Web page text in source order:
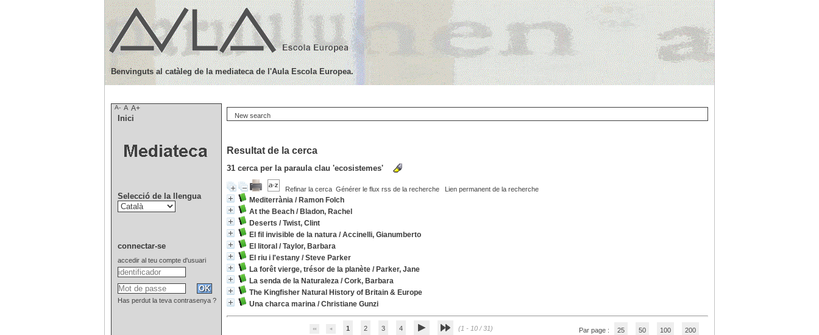
New search
Resultat de la cerca
31 cerca per la paraula clau 'ecosistemes'
Refinar la cerca Générer le flux rss de la recherche Lien permanent de la recherche
Mediterrània / Ramon Folch
At the Beach / Bladon, Rachel
Deserts /Twist, Clint
El fil invisible de la natura /Accinelli, Gianumberto
El litoral /Taylor, Barbara
El riu i l'estany /Steve Parker
La forêt vierge, trésor de la planète / Parker, Jane
La senda de la Naturaleza /Cork, Barbara
The Kingfisher Natural History of Britain & Europe
Una charca marina /Christiane Gunzi
1 2 3 4 (1 - 10 / 31) Par page : 25 50 100 200
Benvinguts al catàleg de la mediateca de l'Aula Escola Europea.
A- A A+
Inici
Selecció de la llengua
connectar-se
accedir al teu compte d'usuari
Has perdut la teva contrasenya ?